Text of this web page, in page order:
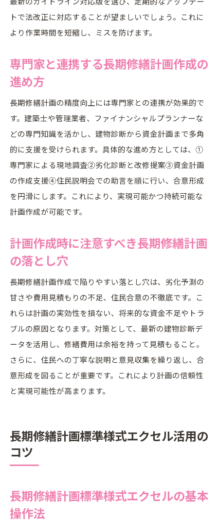
トで法改正に対応することが望ましいでしょう。これに
より作業時間を短縮し、ミスを防げます。
専門家と連携する長期修繕計画作成の
進め方
長期修繕計画の精度向上には専門家との連携が効果的で
す。建築士や管理業者、ファイナンシャルプランナーな
どの専門知識を活かし、建物診断から資金計画まで多角
的に支援を受けられます。具体的な進め方としては、①
専門家による現地調査②劣化診断と改修提案③資金計画
の作成支援④住民説明会での助言を順に行い、合意形成
を円滑にします。これにより、実現可能かつ持続可能な
計画作成が可能です。
計画作成時に注意すべき長期修繕計画
の落とし穴
長期修繕計画作成で陥りやすい落とし穴は、劣化予測の
甘さや費用見積もりの不足、住民合意の不徹底です。こ
れらは計画の実効性を損ない、将来的な資金不足やトラ
ブルの原因となります。対策として、最新の建物診断デ
ータを活用し、修繕費用は余裕を持って見積もること。
さらに、住民への丁寧な説明と意見収集を繰り返し、合
意形成を図ることが重要です。これにより計画の信頼性
と実現可能性が高まります。
長期修繕計画標準様式エクセル活用の
コツ
長期修繕計画標準様式エクセルの基本
操作法